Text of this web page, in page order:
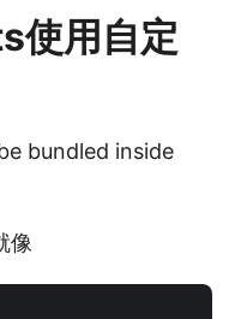
使用自定
bundled inside
像